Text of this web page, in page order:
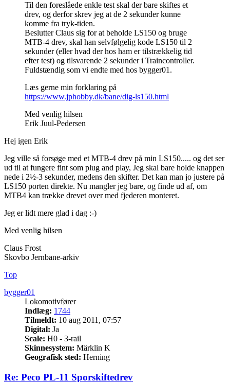
Til den foreslåede enkle test skal der bare skiftes et
drev, og derfor skrev jeg at de 2 sekunder kunne
komme fra tryk-tiden.
Beslutter Claus sig for at beholde LS150 og bruge
MTB-4 drev, skal han selvfølgelig kode LS150 til 2
sekunder (eller hvad der hos ham er tilstrækkelig tid
efter test) og tilsvarende 2 sekunder i Traincontroller.
Fuldstændig som vi endte med hos bygger01.
Læs gerne min forklaring på
https://www.jphobby.dk/bane/dig-ls150.html
Med venlig hilsen
Erik Juul-Pedersen
Hej igen Erik
Jeg ville så forsøge med et MTB-4 drev på min LS150..... og det ser
ud til at fungere fint som plug and play, Jeg skal bare holde knappen
nede i 2½-3 sekunder, medens den skifter. Det kan man jo justere på
LS150 porten direkte. Nu mangler jeg bare, og finde ud af, om
MTB4 kan trække drevet over med fjederen monteret.
Jeg er lidt mere glad i dag :-)
Med venlig hilsen
Claus Frost
Skovbo Jernbane-arkiv
Top
bygger01
Lokomotivfører
Indlæg: 1744
Tilmeldt: 10 aug 2011, 07:57
Digital: Ja
Scale: H0 - 3-rail
Skinnesystem: Märklin K
Geografisk sted: Herning
Re: Peco PL-11 Sporskiftedrev